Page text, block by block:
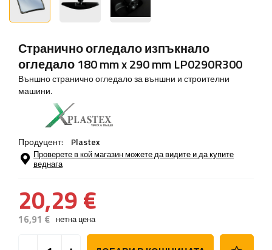
Странично огледало изпъкнало
огледало 180 mm x 290 mm LP0290R300
Външно странично огледало за външни и строителни
машини.
Продуцент: Plastex
Проверете в кой магазин можете да видите и да купите
веднага
20,29 €
16,91 € нетна цена